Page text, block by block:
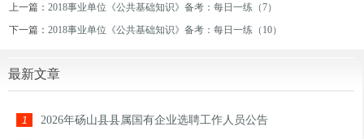
上一篇：2018事业单位《公共基础知识》备考：每日一练（7）
下一篇：2018事业单位《公共基础知识》备考：每日一练（10）
最新文章
1 2026年砀山县县属国有企业选聘工作人员公告